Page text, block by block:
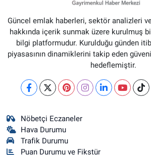
Güncel emlak haberleri, sektör analizleri
hakkında içerik sunmak üzere kurulmuş
bilgi platformudur. Kurulduğu günden
piyasasının dinamiklerini takip eden
hedeflemiştir.
Nöbetçi Eczaneler
Hava Durumu
Trafik Durumu
Puan Durumu ve Fikstür